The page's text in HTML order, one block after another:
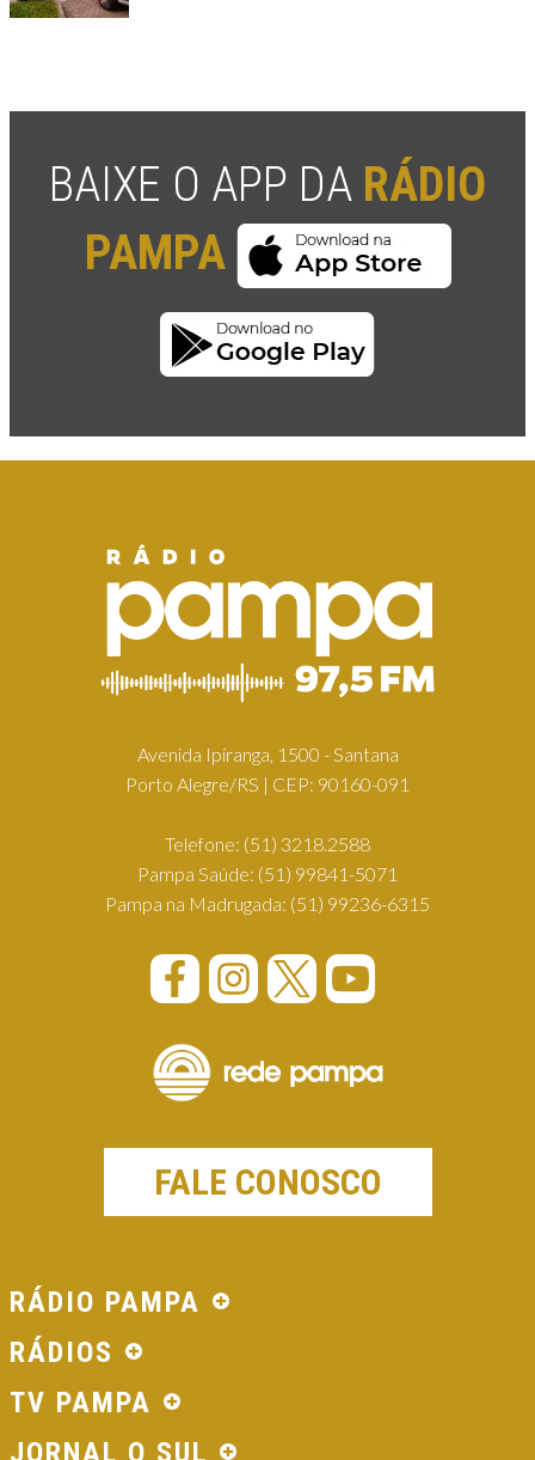
BAIXE O APP DA RÁDIO
PAMPA
Avenida Ipiranga, 1500 - Santana
Porto Alegre/RS | CEP: 90160-091
Telefone: (51) 3218.2588
Pampa Saúde: (51) 99841-5071
Pampa na Madrugada: (51) 99236-6315
FALE CONOSCO
RÁDIO PAMPA
RÁDIOS
TV PAMPA
JORNAL O SUL